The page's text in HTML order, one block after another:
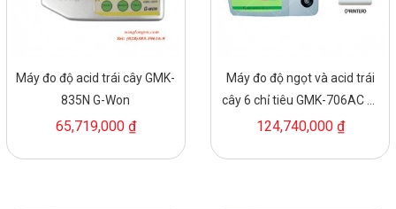
Máy đo độ acid trái cây GMK-
835N G-Won
65,719,000 ₫
Máy đo độ ngọt và acid trái
cây 6 chỉ tiêu GMK-706AC G-
Won
124,740,000 ₫